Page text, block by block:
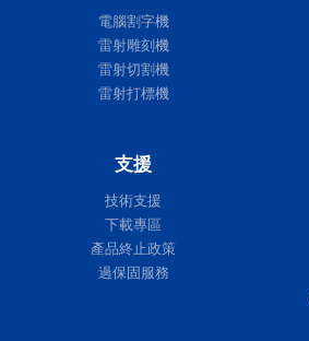
電腦割字機
雷射雕刻機
雷射切割機
雷射打標機
支援
技術支援
下載專區
產品終止政策
過保固服務